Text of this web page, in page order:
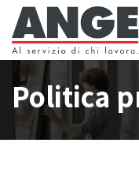
Passa al contenuto
Politica